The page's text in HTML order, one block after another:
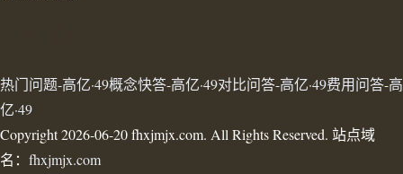
热门问题-高亿·49概念快答-高亿·49对比问答-高亿·49费用问答-高
亿·49
Copyright 2026-06-20 fhxjmjx.com. All Rights Reserved. 站点域
名： fhxjmjx.com